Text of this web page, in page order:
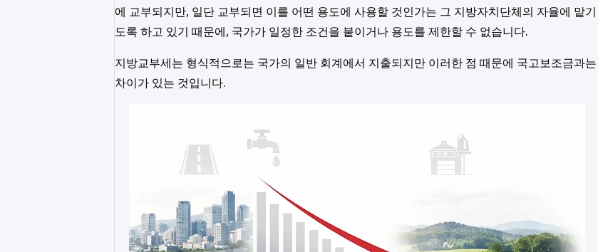
에 교부되지만, 일단 교부되면 이를 어떤 용도에 사용할 것인가는 그 지방자치단체의 자율에 맡기
도록 하고 있기 때문에, 국가가 일정한 조건을 붙이거나 용도를 제한할 수 없습니다.
지방교부세는 형식적으로는 국가의 일반 회계에서 지출되지만 이러한 점 때문에 국고보조금과는
차이가 있는 것입니다.